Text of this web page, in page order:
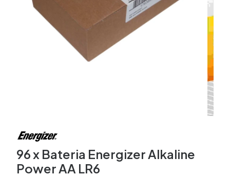
96 x Bateria Energizer Alkaline
Power AA LR6